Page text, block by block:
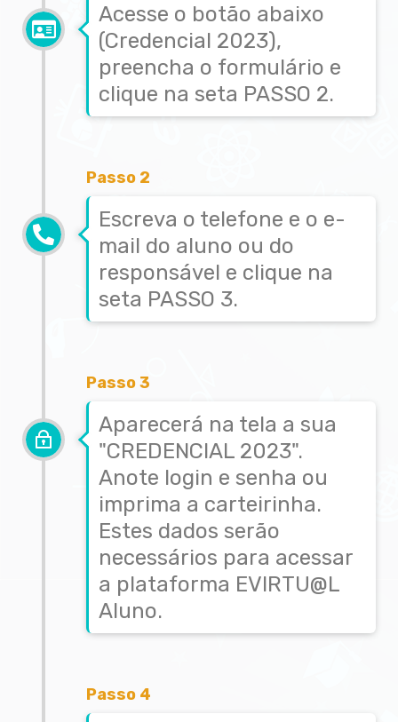
Acesse o botão abaixo
(Credencial 2023),
preencha o formulário e
clique na seta PASSO 2.
Passo 2
Escreva o telefone e o e-
mail do aluno ou do
responsável e clique na
seta PASSO 3.
Passo 3
Aparecerá na tela a sua
"CREDENCIAL 2023".
Anote login e senha ou
imprima a carteirinha.
Estes dados serão
necessários para acessar
a plataforma EVIRTU@L
Aluno.
Passo 4